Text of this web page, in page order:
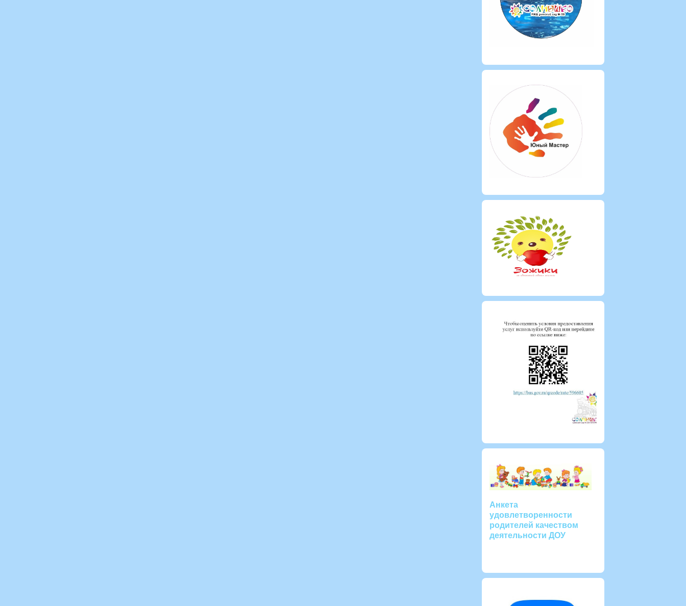
Анкета
удовлетворенности
родителей качеством
деятельности ДОУ